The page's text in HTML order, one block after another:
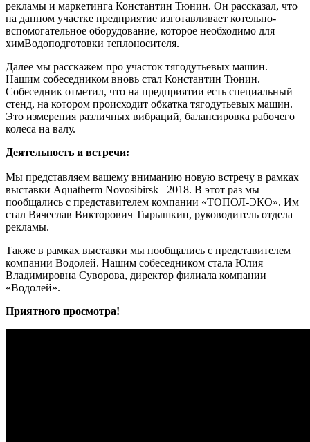
рекламы и маркетинга Константин Тюнин. Он рассказал, что
на данном участке предприятие изготавливает котельно-
вспомогательное оборудование, которое необходимо для
химВодоподготовки теплоносителя.
Далее мы расскажем про участок тягодутьевых машин.
Нашим собеседником вновь стал Константин Тюнин.
Собеседник отметил, что на предприятии есть специальный
стенд, на котором происходит обкатка тягодутьевых машин.
Это измерения различных вибраций, балансировка рабочего
колеса на валу.
Деятельность и встречи:
Мы представляем вашему вниманию новую встречу в рамках
выставки Aquatherm Novosibirsk– 2018. В этот раз мы
пообщались с представителем компании «ТОПОЛ-ЭКО». Им
стал Вячеслав Викторович Тырышкин, руководитель отдела
рекламы.
Также в рамках выставки мы пообщались с представителем
компании Водолей. Нашим собеседником стала Юлия
Владимировна Суворова, директор филиала компании
«Водолей».
Приятного просмотра!